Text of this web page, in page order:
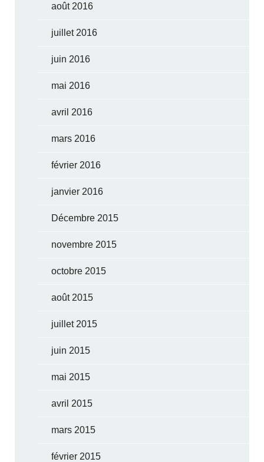
août 2016
juillet 2016
juin 2016
mai 2016
avril 2016
mars 2016
février 2016
janvier 2016
Décembre 2015
novembre 2015
octobre 2015
août 2015
juillet 2015
juin 2015
mai 2015
avril 2015
mars 2015
février 2015